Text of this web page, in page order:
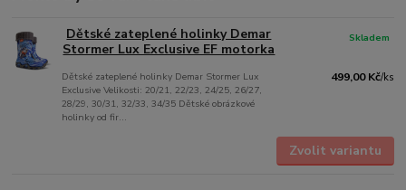
Dětské zateplené holinky Demar
Stormer Lux Exclusive EF motorka
Dětské zateplené holinky Demar Stormer Lux
Exclusive Velikosti: 20/21, 22/23, 24/25, 26/27,
28/29, 30/31, 32/33, 34/35 Dětské obrázkové
holinky od fir...
499,00 Kč/ks
Skladem
Zvolit variantu